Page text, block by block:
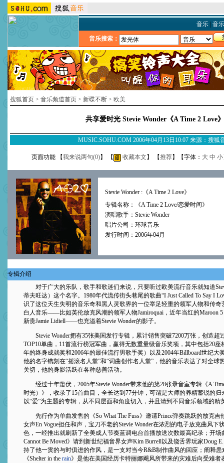
音乐| 音
音乐搜索：
搜狐首页 > 音乐频道首页 > 新碟不断 > 欧美
共享爱时光 Stevie Wonder《A Time 2 Love》
MUSIC.SOHU.COM 2006年04月13日10:07 来源：搜狐
页面功能 【我来说两句(0)】 【 收藏本文 】 【推荐】【字体： 大 中 小
Stevie Wonder :《A Time 2 Love》
专辑名称：《A Time 2 Love/恋爱时间》
演唱歌手： Stevie Wonder
唱片公司：环球音乐
发行时间：2006年04月
专辑介绍
对于广大的乐队，歌手和歌迷们来说，只要听过欧美流行音乐就知道
蒂夫旺达）这个名字。1980年代流传街头巷尾的歌曲“I Just Called To Say I
识了这位天生失明的音乐奇和黑人灵歌界的一位举足轻重的领军人物和传奇
白人音乐——比如英伦放克风潮的领军人物Jamiroquai，近年当红的Maroon
新贵Jamie Lidiell——也充溢着Stevie Wonder的影子。
Stevie Wonder拥有35张美国发行专辑，累计销售突破7200万张，创造超
TOP10单曲，11首流行榜冠军曲，赢得无数重量级音乐奖项，其中包括20座
年的终身成就奖和2006年的最佳流行男歌手奖）以及2004年Billboard世纪大
他的名字镌刻在“摇滚名人堂”和“词曲创作名人堂”，他的音乐表达了对全球
关切，他的身影活跃在各种慈善活动。
经过十年蛰伏，2005年Stevie Wonder带来他的第28张录音室专辑《A
时光）》，收录了15首曲目，全长达到77分钟，可谓是大师的养精蓄锐的归
以“爱”为主题的专辑，从不同层面和角度切入，并且请到不同音乐领域的精
先行作为单曲发售的《So What The Fuss》邀请Prince弹奏跳跃的放克吉
女声En Vogue担任和声，宝刀不老的Stevie Wonder在浓烈的电子放克曲风下
色，一经推出就刷新了全美成人节奏蓝调电台首播放送次数最高纪录；开场
Cannot Be Moved》请到新世纪福音界女声Kim Burrell以及饶舌界玩家Doug
持了他一贯的与时俱进的作风，是一支对当今R&B制作曲风的回应；阐释患
《Shelter in the rain》是他在美国经历卡特丽娜飓风所带来的灾难后向受难者